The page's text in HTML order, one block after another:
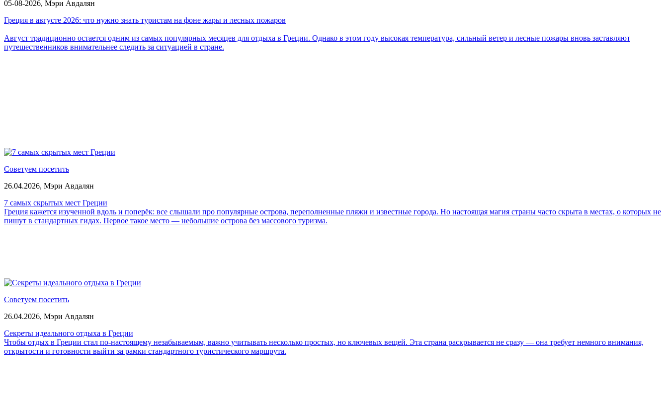
05-08-2026, Мэри Авдалян
Греция в августе 2026: что нужно знать туристам на фоне жары и лесных пожаров
Август традиционно остается одним из самых популярных месяцев для отдыха в Греции. Однако в этом году высокая температура, сильный ветер и лесные пожары вновь заставляют
путешественников внимательнее следить за ситуацией в стране.
Советуем посетить
26.04.2026, Мэри Авдалян
7 самых скрытых мест Греции
Греция кажется изученной вдоль и поперёк: все слышали про популярные острова, переполненные пляжи и известные города. Но настоящая магия страны часто скрыта в местах, о которых не
пишут в стандартных гидах. Первое такое место — небольшие острова без массового туризма.
Советуем посетить
26.04.2026, Мэри Авдалян
Секреты идеального отдыха в Греции
Чтобы отдых в Греции стал по-настоящему незабываемым, важно учитывать несколько простых, но ключевых вещей. Эта страна раскрывается не сразу — она требует немного внимания,
открытости и готовности выйти за рамки стандартного туристического маршрута.